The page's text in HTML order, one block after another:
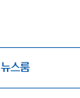
뉴스룸